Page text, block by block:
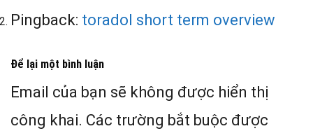
Pingback: toradol short term overview
Để lại một bình luận
Email của bạn sẽ không được hiển thị
công khai. Các trường bắt buộc được